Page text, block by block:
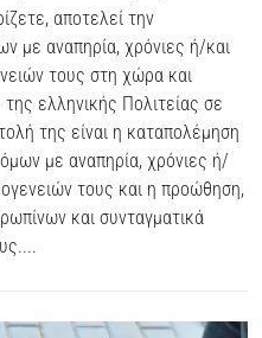
αποτελεί την
με αναπηρία, χρόνιες ή/και
τους στη χώρα και
ελληνικής Πολιτείας σε
της είναι η καταπολέμηση
με αναπηρία, χρόνιες ή/
τους και η προώθηση,
και συνταγματικά